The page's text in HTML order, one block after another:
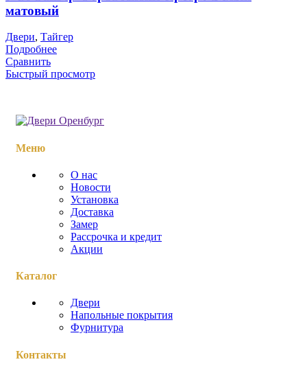
матовый
Двери, Тайгер
Подробнее
Сравнить
Быстрый просмотр
Меню
О нас
Новости
Установка
Доставка
Замер
Рассрочка и кредит
Акции
Каталог
Двери
Напольные покрытия
Фурнитура
Контакты